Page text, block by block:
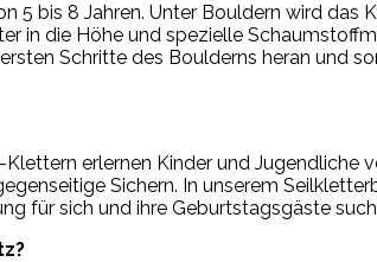
5 bis 8 Jahren. Unter Bouldern wird
in die Höhe und spezielle
Schritte des Boulderns heran und
erlernen Kinder und Jugendliche
Sichern. In unserem
für sich und ihre Geburtstagsgäste